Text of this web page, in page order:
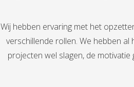
Wij hebben ervaring met het
verschillende rollen. We hebben
projecten wel slagen, de